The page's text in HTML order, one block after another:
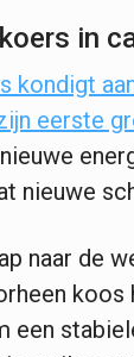
in
kondigt
eerste
nieuwe
naar de
koos
een